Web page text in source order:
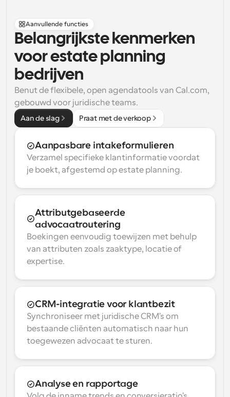
Aanvullende functies
Belangrijkste kenmerken
voor estate planning
bedrijven
Benut de flexibele, open agendatools van Cal.com,
gebouwd voor juridische teams.
Aan de slag Praat met de verkoop
Aanpasbare intakeformulieren
Verzamel specifieke klantinformatie voordat
je boekt, afgestemd op estate planning.
Attributgebaseerde
advocaatroutering
Boekingen eenvoudig toewijzen met behulp
van attributen zoals zaaktype, locatie of
expertise.
CRM-integratie voor klantbezit
Synchroniseer met juridische CRM's om
bestaande cliënten automatisch naar hun
toegewezen advocaat te sturen.
Analyse en rapportage